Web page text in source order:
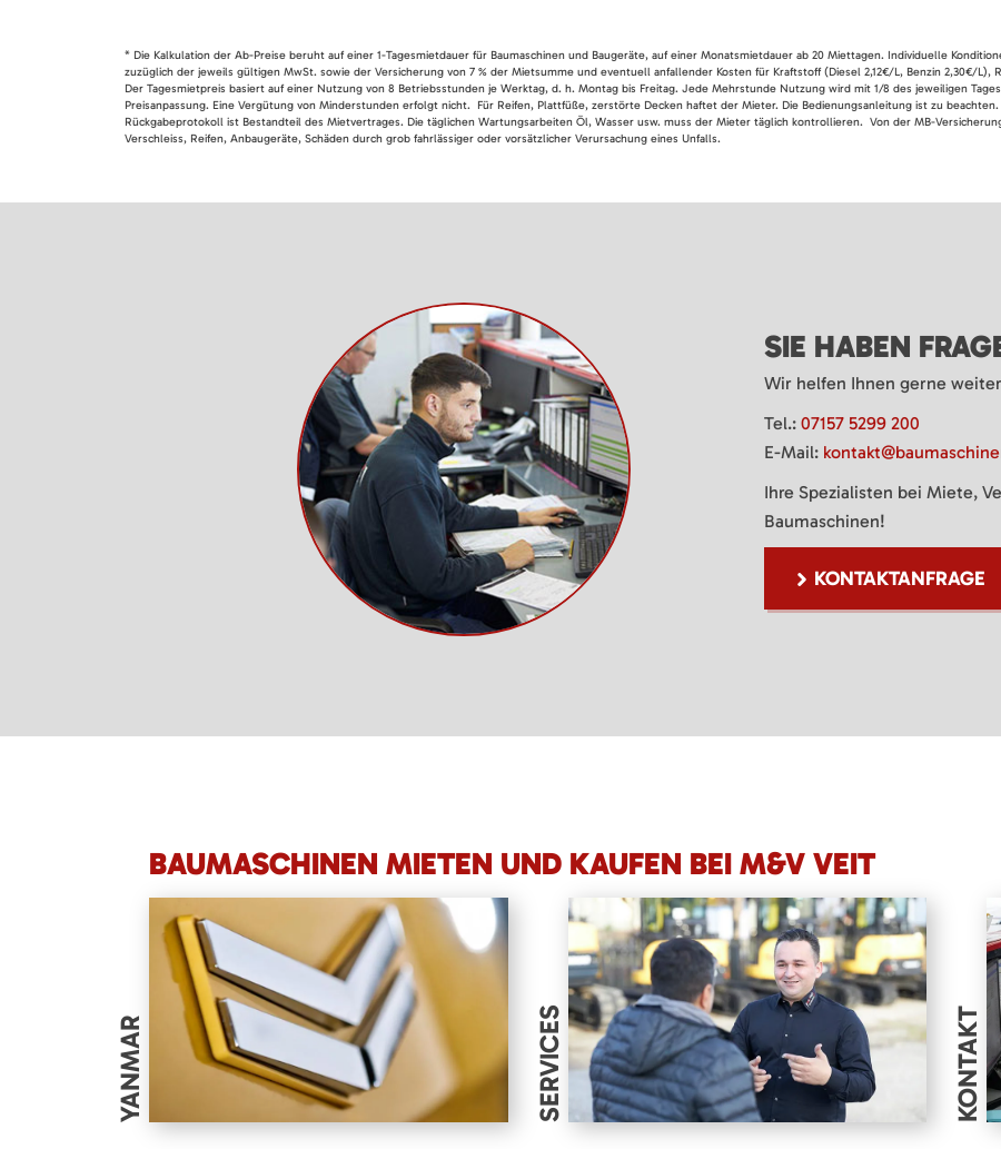
* Die Kalkulation der Ab-Preise beruht auf einer 1-Tagesmietdauer für Baumaschinen und Baugeräte, auf einer Monatsmietdauer ab 20 Miettagen. Individuelle
zuzüglich der jeweils gültigen MwSt. sowie der Versicherung von 7 % der Mietsumme und eventuell anfallender Kosten für Kraftstoff (Diesel 2,12€/L, Benzin 2,30€/L),
Der Tagesmietpreis basiert auf einer Nutzung von 8 Betriebsstunden je Werktag, d. h. Montag bis Freitag. Jede Mehrstunde Nutzung wird mit 1/8 des jeweiligen
Preisanpassung. Eine Vergütung von Minderstunden erfolgt nicht. Für Reifen, Plattfüße, zerstörte Decken haftet der Mieter. Die Bedienungsanleitung ist zu
Rückgabeprotokoll ist Bestandteil des Mietvertrages. Die täglichen Wartungsarbeiten Öl, Wasser usw. muss der Mieter täglich kontrollieren. Von der MB-
Verschleiss, Reifen, Anbaugeräte, Schäden durch grob fahrlässiger oder vorsätzlicher Verursachung eines Unfalls.
SIE HABEN
Wir helfen Ihnen gerne
Tel.: 07157 5299 200
E-Mail:
Ihre Spezialisten bei Miete,
Baumaschinen!
KONTAKTANFRAGE
BAUMASCHINEN MIETEN UND KAUFEN BEI M&V VEIT
YANMAR SERVICES KONTAKT